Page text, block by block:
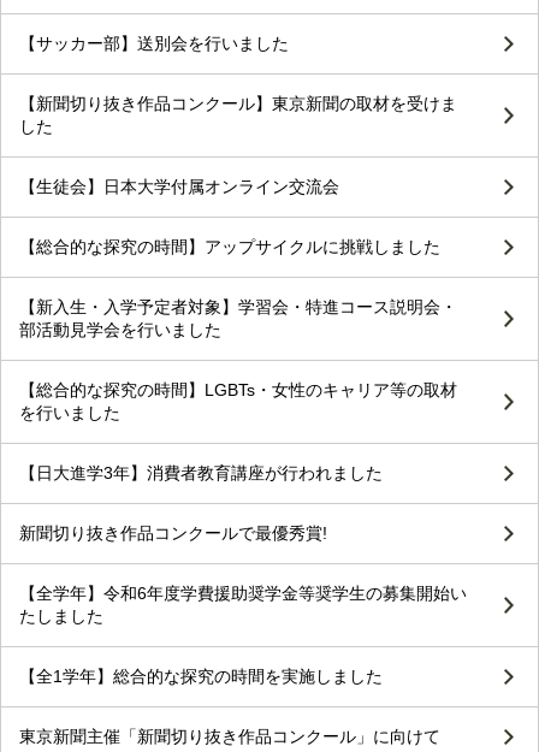
【サッカー部】送別会を行いました
【新聞切り抜き作品コンクール】東京新聞の取材を受けま
した
【生徒会】日本大学付属オンライン交流会
【総合的な探究の時間】アップサイクルに挑戦しました
【新入生・入学予定者対象】学習会・特進コース説明会・
部活動見学会を行いました
【総合的な探究の時間】LGBTs・女性のキャリア等の取材
を行いました
【日大進学3年】消費者教育講座が行われました
新聞切り抜き作品コンクールで最優秀賞!
【全学年】令和6年度学費援助奨学金等奨学生の募集開始い
たしました
【全1学年】総合的な探究の時間を実施しました
東京新聞主催「新聞切り抜き作品コンクール」に向けて